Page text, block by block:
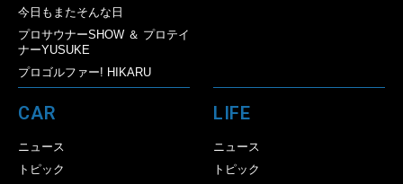
今日もまたそんな日
プロサウナーSHOW ＆ プロテイ
ナーYUSUKE
プロゴルファー! HIKARU
CAR
ニュース
トピック
LIFE
ニュース
トピック